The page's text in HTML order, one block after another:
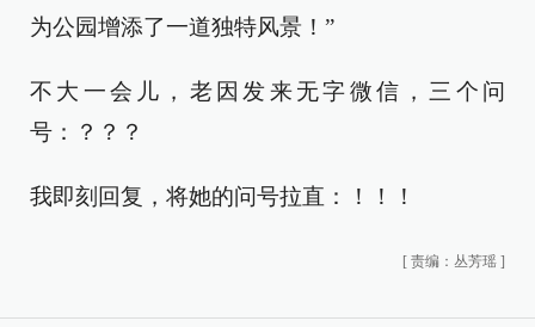
为公园增添了一道独特风景！”
不大一会儿，老因发来无字微信，三个问
号：？？？
我即刻回复，将她的问号拉直：！！！
[ 责编：丛芳瑶 ]